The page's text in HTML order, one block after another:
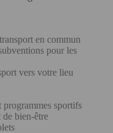
en commun
pour les
vers votre lieu
programmes sportifs
de bien-être